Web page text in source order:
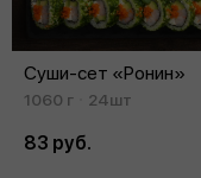
Суши-сет «Ронин»
1060 г 24шт
83 руб.